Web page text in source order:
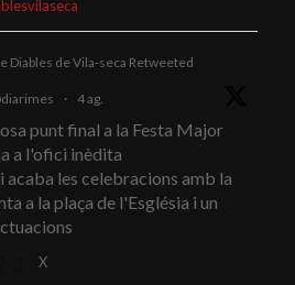
Diables de Vila-seca Retweeted
· 4 ag.
punt final a la Festa Major
a l'ofici inèdita
les celebracions amb la
a la plaça de l'Església i un
X